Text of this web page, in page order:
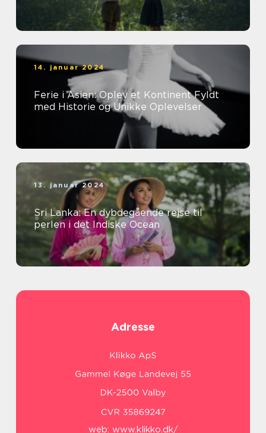
14. januar 2024
Ferie i Asien: Oplev et Kontinent Fyldt
med Historie og Unikke Oplevelser
13. januar 2024
Sri Lanka: En dybdegående rejse til
perlen i det Indiske Ocean
Adresse
web: www.klikko.dk/